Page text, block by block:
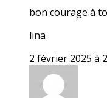
bon courage à
lina
2 février 2025 à